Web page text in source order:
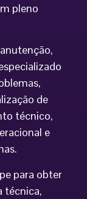
pleno
de
técnico,
e
para obter
técnica,